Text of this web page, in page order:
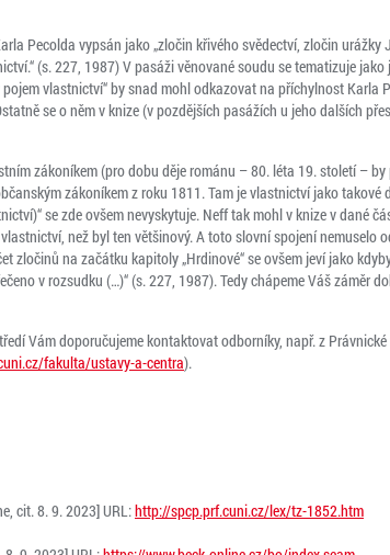
Pecolda vypsán jako „zločin křivého svědectví, zločin urážky
(s. 227, 1987) V pasáži věnované soudu se tematizuje
vlastnictví“ by snad mohl odkazovat na příchylnost Karla
se o něm v knize (v pozdějších pasážích u jeho dalších
zákoníkem (pro dobu děje románu – 80. léta 19. století –
zákoníkem z roku 1811. Tam je vlastnictví jako
se zde ovšem nevyskytuje. Neff tak mohl v knize v dané
než byl ten většinový. A toto slovní spojení nemuselo
zločinů na začátku kapitoly „Hrdinové“ se ovšem jeví jako
v rozsudku (…)“ (s. 227, 1987). Tedy chápeme Váš záměr
Vám doporučujeme kontaktovat odborníky, např. z
fakulta/ustavy-a-centra).
cit. 8. 9. 2023] URL:http://spcp.prf.cuni.cz/lex/tz-1852.htm